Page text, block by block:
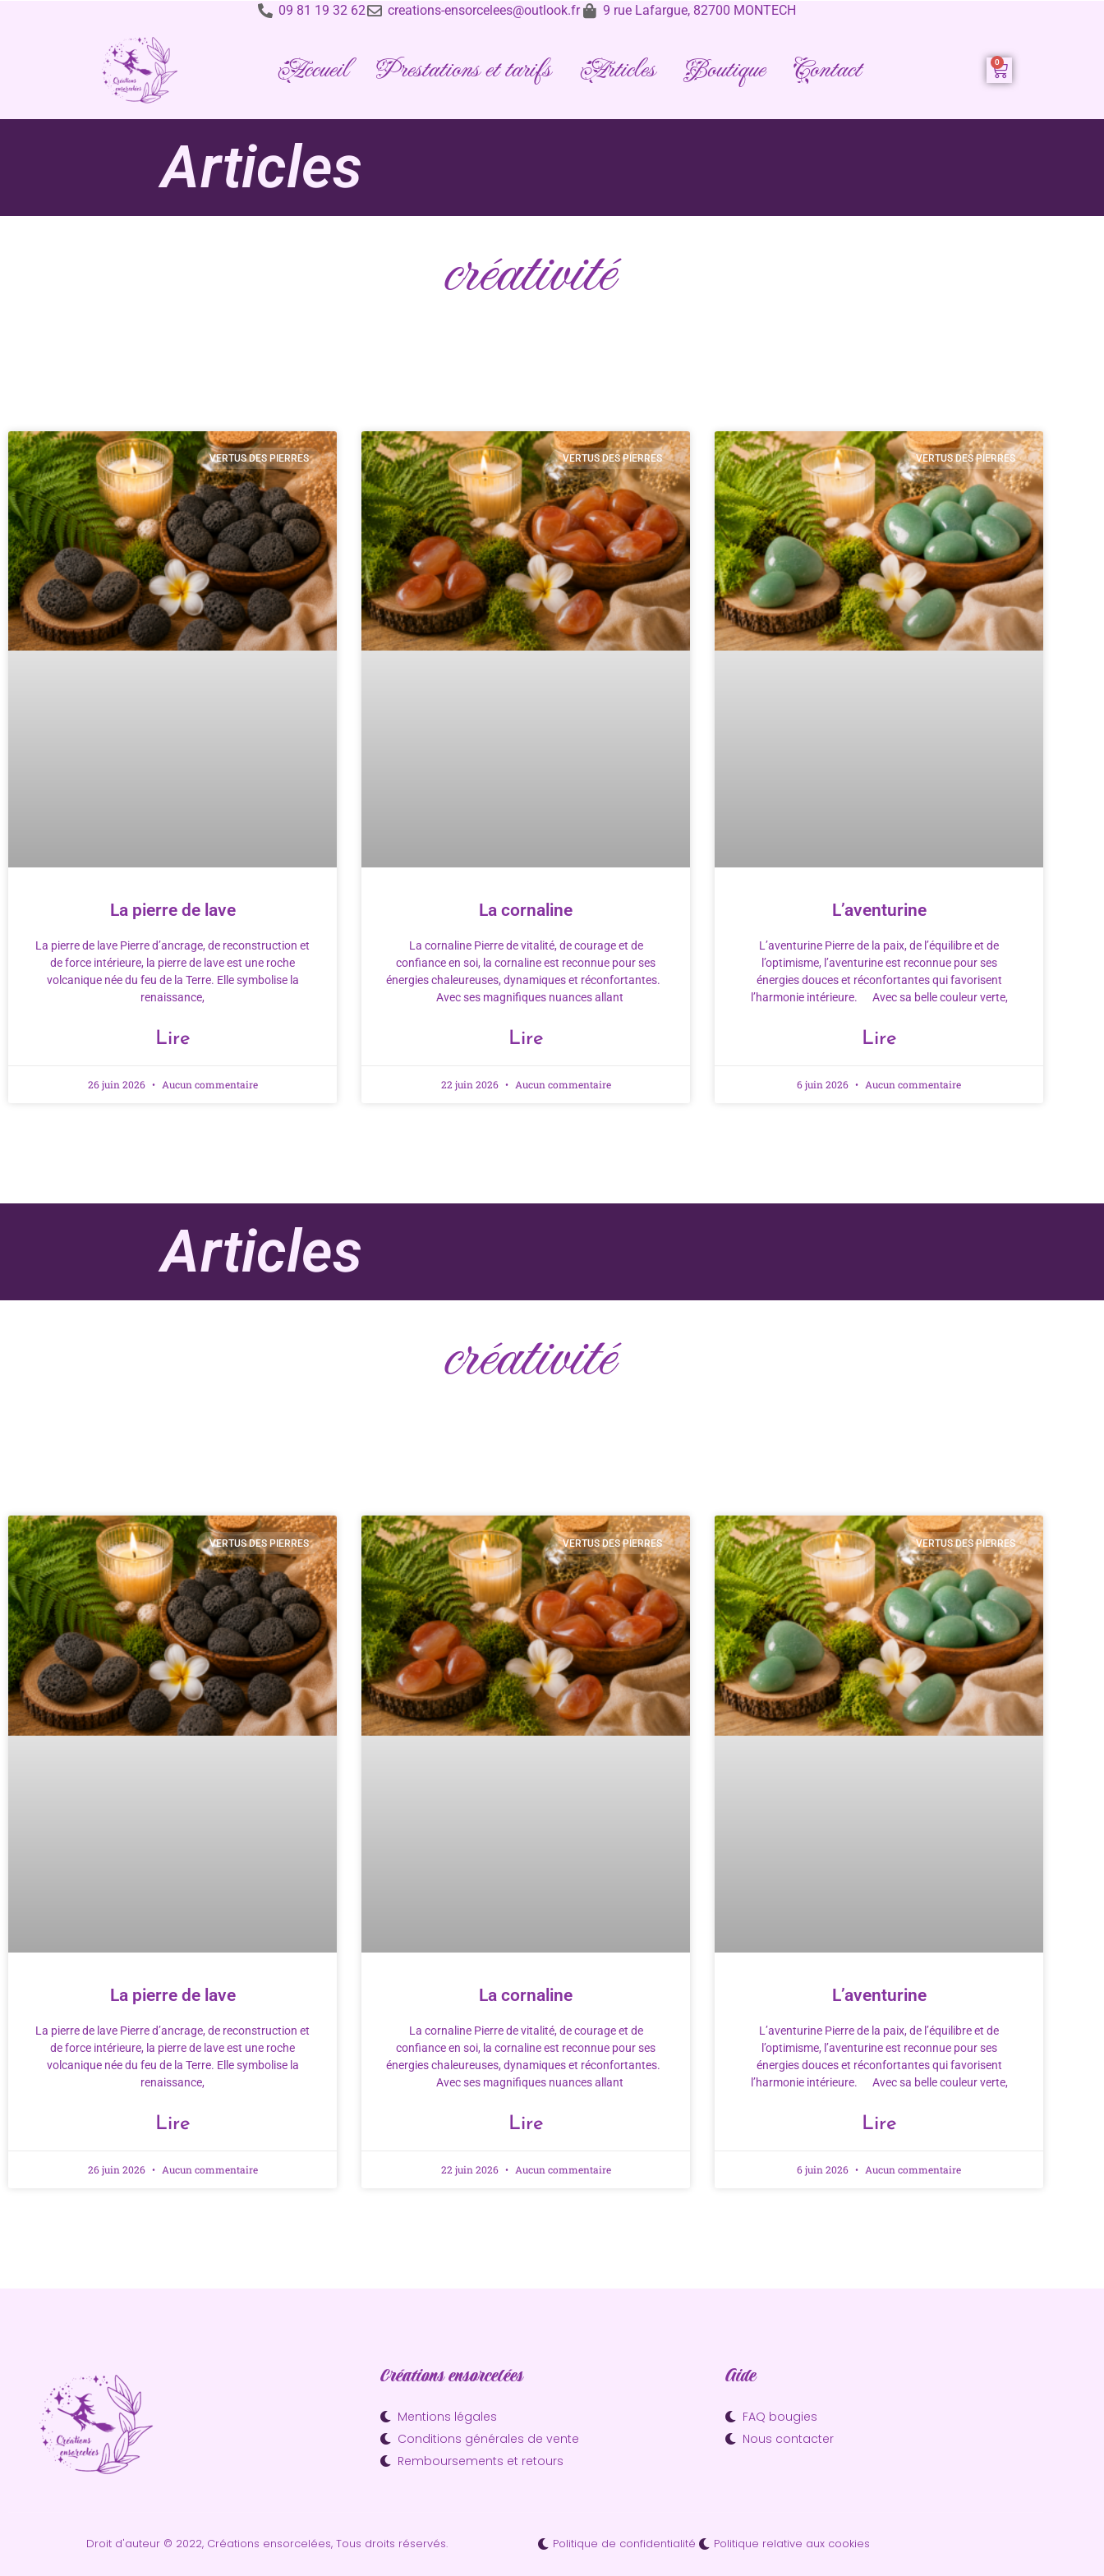
09 81 19 32 62 creations-ensorcelees@outlook.fr 9 rue Lafargue, 82700 MONTECH
Accueil Prestations et tarifs Articles Boutique Contact
Articles
créativité
VERTUS DES PIERRES
La pierre de lave
La pierre de lave Pierre d’ancrage, de reconstruction et
de force intérieure, la pierre de lave est une roche
volcanique née du feu de la Terre. Elle symbolise la
renaissance,
Lire
26 juin 2026 Aucun commentaire
VERTUS DES PIERRES
La cornaline
La cornaline Pierre de vitalité, de courage et de
confiance en soi, la cornaline est reconnue pour ses
énergies chaleureuses, dynamiques et réconfortantes.
Avec ses magnifiques nuances allant
Lire
22 juin 2026 Aucun commentaire
VERTUS DES PIERRES
L’aventurine
L’aventurine Pierre de la paix, de l’équilibre et de
l’optimisme, l’aventurine est reconnue pour ses
énergies douces et réconfortantes qui favorisent
l’harmonie intérieure. Avec sa belle couleur verte,
Lire
6 juin 2026 Aucun commentaire
Articles
créativité
VERTUS DES PIERRES
La pierre de lave
La pierre de lave Pierre d’ancrage, de reconstruction et
de force intérieure, la pierre de lave est une roche
volcanique née du feu de la Terre. Elle symbolise la
renaissance,
Lire
26 juin 2026 Aucun commentaire
VERTUS DES PIERRES
La cornaline
La cornaline Pierre de vitalité, de courage et de
confiance en soi, la cornaline est reconnue pour ses
énergies chaleureuses, dynamiques et réconfortantes.
Avec ses magnifiques nuances allant
Lire
22 juin 2026 Aucun commentaire
VERTUS DES PIERRES
L’aventurine
L’aventurine Pierre de la paix, de l’équilibre et de
l’optimisme, l’aventurine est reconnue pour ses
énergies douces et réconfortantes qui favorisent
l’harmonie intérieure. Avec sa belle couleur verte,
Lire
6 juin 2026 Aucun commentaire
Créations ensorcelées
Mentions légales
Conditions générales de vente
Remboursements et retours
Aide
FAQ bougies
Nous contacter
Droit d'auteur © 2022, Créations ensorcelées, Tous droits réservés. Politique de confidentialité Politique relative aux cookies